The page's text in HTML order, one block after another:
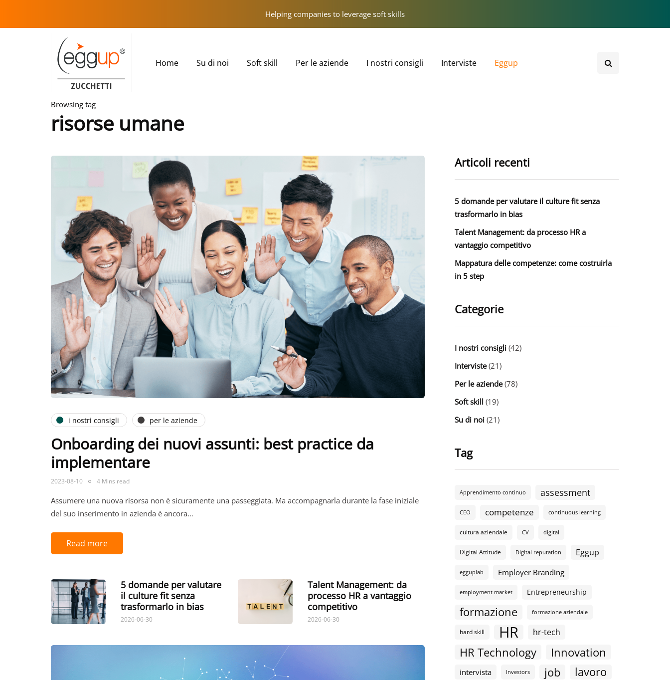
Helping companies to leverage soft skills
Home Su di noi Soft skill Per le aziende I nostri consigli Interviste Eggup
Browsing tag
risorse umane
i nostri consigli per le aziende
Onboarding dei nuovi assunti: best practice da
implementare
2023-08-10 4 Mins read
Assumere una nuova risorsa non è sicuramente una passeggiata. Ma accompagnarla durante la fase iniziale
del suo inserimento in azienda è ancora…
Read more
5 domande per valutare
il culture fit senza
trasformarlo in bias
2026-06-30
Talent Management: da
processo HR a vantaggio
competitivo
2026-06-30
Articoli recenti
5 domande per valutare il culture fit senza
trasformarlo in bias
Talent Management: da processo HR a
vantaggio competitivo
Mappatura delle competenze: come costruirla
in 5 step
Categorie
I nostri consigli (42)
Interviste(21)
Per le aziende(78)
Soft skill (19)
Su di noi (21)
Tag
Apprendimento continuo assessment
CEO competenze continuous learning
cultura aziendale CV digital
Digital Attitude Digital reputation Eggup
egguplab Employer Branding
employment market Entrepreneurship
formazione formazione aziendale
hard skill HR hr-tech
HR Technology Innovation
intervista Investors job lavoro